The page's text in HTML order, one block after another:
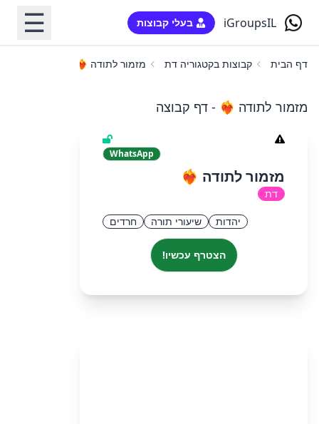
iGroupsIL בעלי קבוצות ☰
דף הבית קבוצות בקטגוריה דת מזמור לתודה ❤️‍🔥
מזמור לתודה ❤️‍🔥 - דף קבוצה
WhatsApp
מזמור לתודה ❤️‍🔥
דת
יהדות שיעורי תורה חרדים
הצטרף עכשיו!